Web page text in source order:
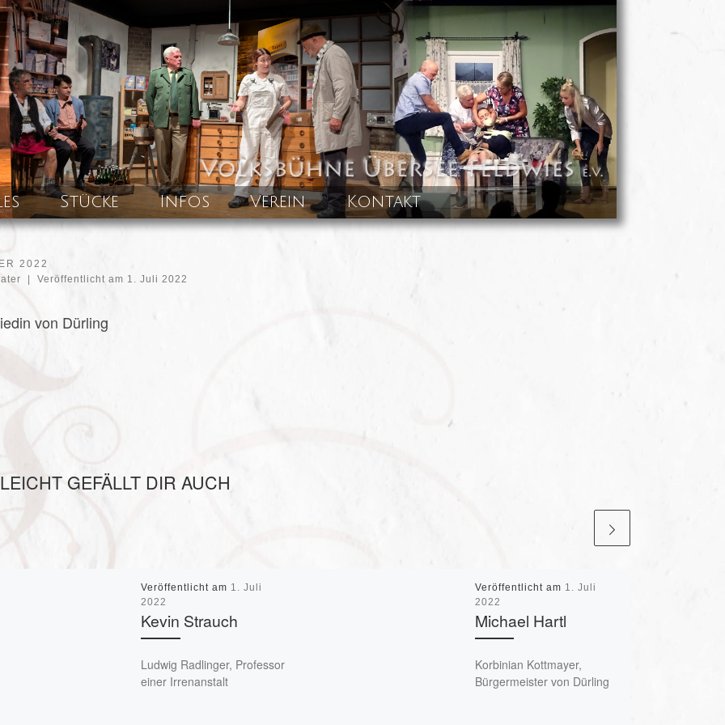
Stücke Infos Verein Kontakt
2022
| Veröffentlicht am 1. Juli 2022
von Dürling
GEFÄLLT DIR AUCH
Veröffentlicht am 1. Juli
2022
Kevin Strauch
Ludwig Radlinger, Professor
einer Irrenanstalt
Veröffentlicht am 1. Juli
2022
Michael Hartl
Korbinian Kottmayer,
Bürgermeister von Dürling